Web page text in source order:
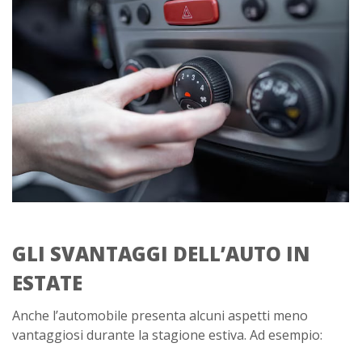
GLI SVANTAGGI DELL’AUTO IN
ESTATE
Anche l’automobile presenta alcuni aspetti meno
vantaggiosi durante la stagione estiva. Ad esempio: